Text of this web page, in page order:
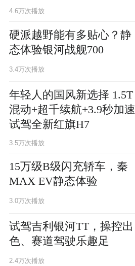
论
4.6万次播放
硬派越野能有多贴心？静
态体验银河战舰700
3.4万次播放
年轻人的国风新选择 1.5T
混动+超千续航+3.9秒加速
试驾全新红旗H7
3.5万次播放
15万级B级闪充轿车，秦
MAX EV静态体验
3.0万次播放
试驾吉利银河TT，操控出
色、赛道驾驶乐趣足
2.4万次播放